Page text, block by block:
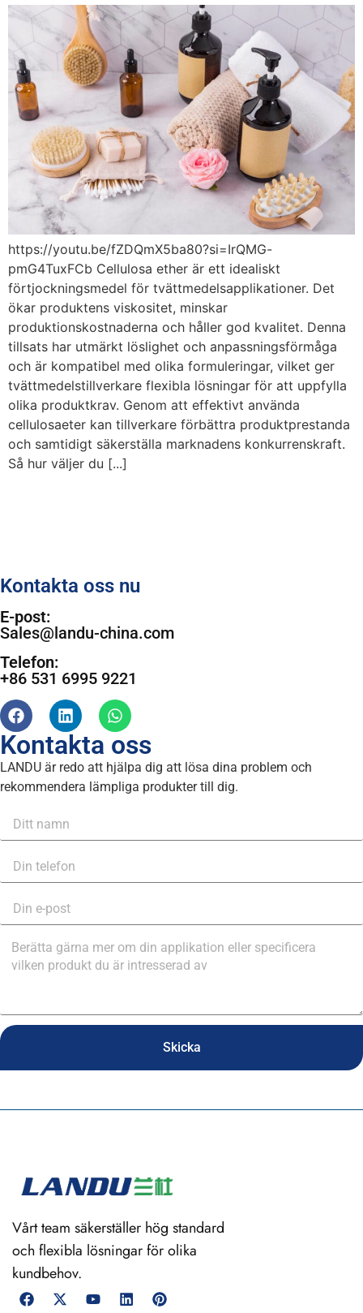
https://youtu.be/fZDQmX5ba80?si=IrQMG-
pmG4TuxFCb Cellulosa ether är ett idealiskt
förtjockningsmedel för tvättmedelsapplikationer. Det
ökar produktens viskositet, minskar
produktionskostnaderna och håller god kvalitet. Denna
tillsats har utmärkt löslighet och anpassningsförmåga
och är kompatibel med olika formuleringar, vilket ger
tvättmedelstillverkare flexibla lösningar för att uppfylla
olika produktkrav. Genom att effektivt använda
cellulosaeter kan tillverkare förbättra produktprestanda
och samtidigt säkerställa marknadens konkurrenskraft.
Så hur väljer du [...]
Kontakta oss nu
E-post:
Sales@landu-china.com
Telefon:
+86 531 6995 9221
Kontakta oss
LANDU är redo att hjälpa dig att lösa dina problem och
rekommendera lämpliga produkter till dig.
Skicka
Vårt team säkerställer hög standard
och flexibla lösningar för olika
kundbehov.